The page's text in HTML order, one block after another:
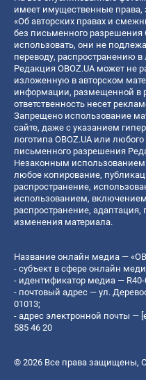
имеет имущественные
«Об авторских правах и
без письменного разрешения
использовать, они не
переводу, распространению
Редакция OBOZ.UA может не
изложенную в авторском
информации, размещенной в
ответственность несет
Запрещено использование
сайте, даже с указанием
логотипа OBOZ.UA или
письменного разрешения
Незаконным использованием
любое копирование,
распространение,
использованием, включением
распространение,
изменения материала.
Название онлайн медиа —
- субъект в сфере онлайн
- идентификатор медиа — R40-
- почтовый адрес — ул.
01013;
- адрес электронной почты —
585 46 20
© 2026 Все права защищены,